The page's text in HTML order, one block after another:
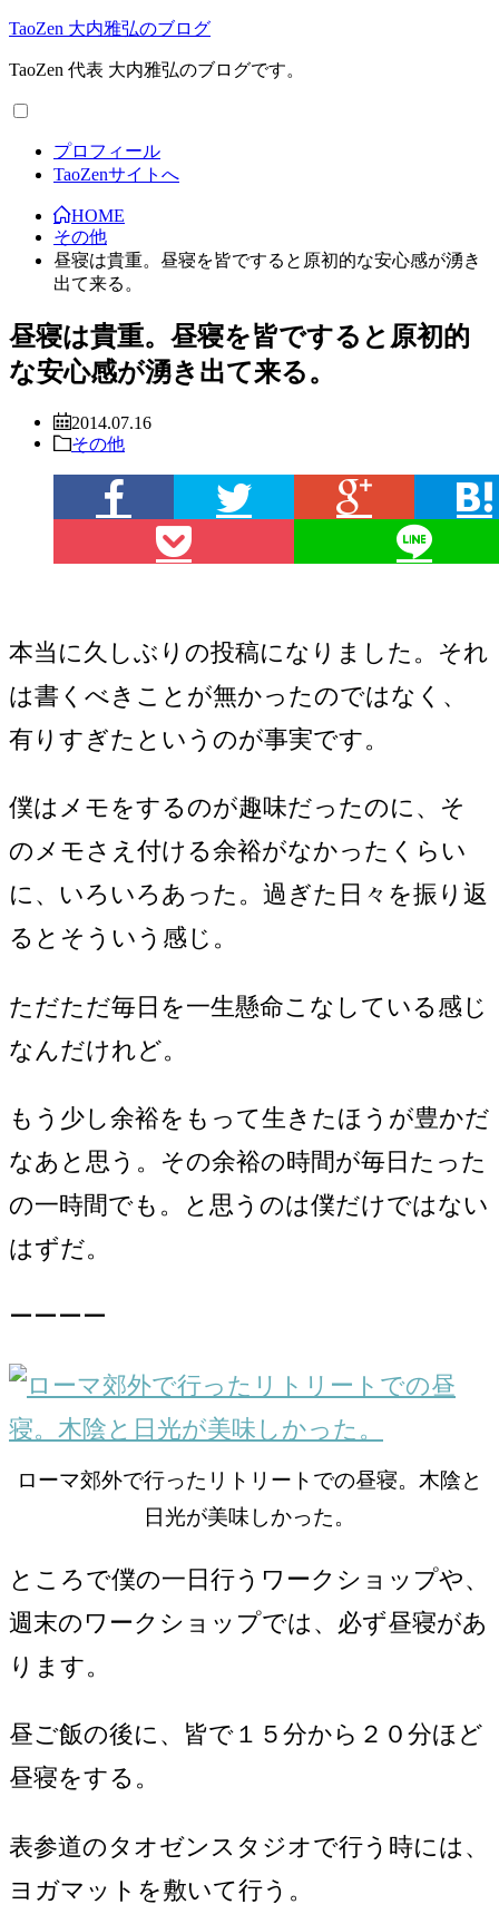
TaoZen 大内雅弘のブログ
TaoZen 代表 大内雅弘のブログです。
プロフィール
TaoZenサイトへ
HOME
その他
昼寝は貴重。昼寝を皆ですると原初的な安心感が湧き
出て来る。
昼寝は貴重。昼寝を皆ですると原初的
な安心感が湧き出て来る。
2014.07.16
その他
本当に久しぶりの投稿になりました。それ
は書くべきことが無かったのではなく、
有りすぎたというのが事実です。
僕はメモをするのが趣味だったのに、そ
のメモさえ付ける余裕がなかったくらい
に、いろいろあった。過ぎた日々を振り返
るとそういう感じ。
ただただ毎日を一生懸命こなしている感じ
なんだけれど。
もう少し余裕をもって生きたほうが豊かだ
なあと思う。その余裕の時間が毎日たった
の一時間でも。と思うのは僕だけではない
はずだ。
ーーーー
ローマ郊外で行ったリトリートでの昼寝。木陰と
日光が美味しかった。
ところで僕の一日行うワークショップや、
週末のワークショップでは、必ず昼寝があ
ります。
昼ご飯の後に、皆で１５分から２０分ほど
昼寝をする。
表参道のタオゼンスタジオで行う時には、
ヨガマットを敷いて行う。